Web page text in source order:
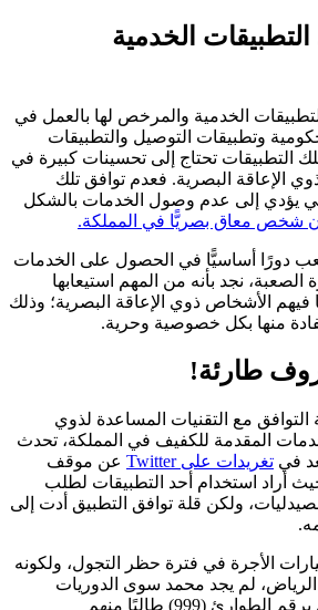
الخدمية
الخدمية والمرخص لها بالعمل في
وتطبيقات التوصيل والتطبيقات
تحتاج إلى تحسينات كبيرة في
البصرية. فعدم توافق تلك
يؤدي إلى عدم وصول الخدمات بالشكل
شخص معاق بصريًّا في المملكة.
دورًا أساسيًّا في الحصول على الخدمات
نجد بأنه من المهم استيعابها
الأشخاص ذوي الإعاقة البصرية؛ وذلك
منها بكل خصوصية وحرية.
طارئة!
مع التقنيات المساعدة لذوي
المقدمة للكفيف في المملكة، تحدث
فيتغريدات على Twitter
عن موقف
استخدام أحد التطبيقات لطلب
ولكن قلة توافق التطبيق أدت إلى
في فترة حظر التجول، ولكونه
لم يجد محمد سوى الدوريات
الأمنية معينًا، حيث اتصل برقم الطوارئ (999) طالبًا منهم